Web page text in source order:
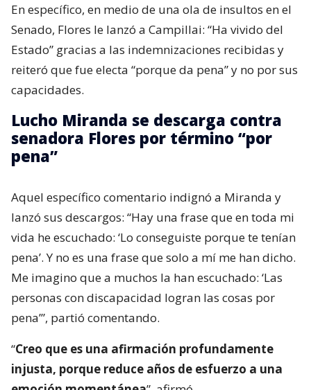
En específico, en medio de una ola de insultos en el
Senado, Flores le lanzó a Campillai: “Ha vivido del
Estado” gracias a las indemnizaciones recibidas y
reiteró que fue electa “porque da pena” y no por sus
capacidades.
Lucho Miranda se descarga contra
senadora Flores por término “por
pena”
Aquel específico comentario indignó a Miranda y
lanzó sus descargos: “Hay una frase que en toda mi
vida he escuchado: ‘Lo conseguiste porque te tenían
pena’. Y no es una frase que solo a mí me han dicho.
Me imagino que a muchos la han escuchado: ‘Las
personas con discapacidad logran las cosas por
pena’”, partió comentando.
“Creo que es una afirmación profundamente
injusta, porque reduce años de esfuerzo a una